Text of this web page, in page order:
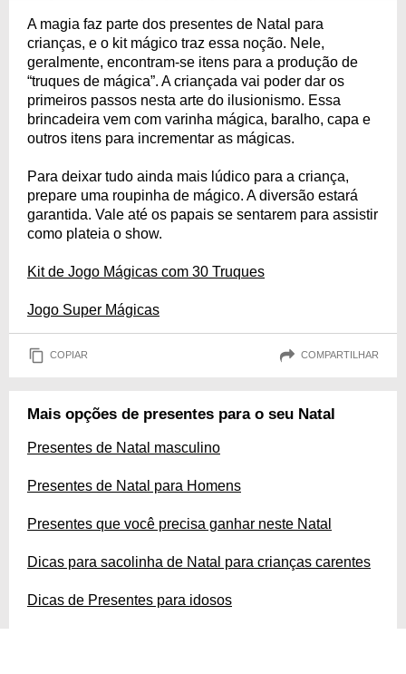
A magia faz parte dos presentes de Natal para
crianças, e o kit mágico traz essa noção. Nele,
geralmente, encontram-se itens para a produção de
“truques de mágica”. A criançada vai poder dar os
primeiros passos nesta arte do ilusionismo. Essa
brincadeira vem com varinha mágica, baralho, capa e
outros itens para incrementar as mágicas.
Para deixar tudo ainda mais lúdico para a criança,
prepare uma roupinha de mágico. A diversão estará
garantida. Vale até os papais se sentarem para assistir
como plateia o show.
Kit de Jogo Mágicas com 30 Truques
Jogo Super Mágicas
COPIAR COMPARTILHAR
Mais opções de presentes para o seu Natal
Presentes de Natal masculino
Presentes de Natal para Homens
Presentes que você precisa ganhar neste Natal
Dicas para sacolinha de Natal para crianças carentes
Dicas de Presentes para idosos